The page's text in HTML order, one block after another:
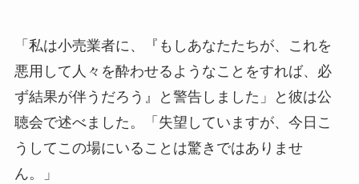
「私は小売業者に、『もしあなたたちが、これを
悪用して人々を酔わせるようなことをすれば、必
ず結果が伴うだろう』と警告しました」と彼は公
聴会で述べました。「失望していますが、今日こ
うしてこの場にいることは驚きではありませ
ん。」